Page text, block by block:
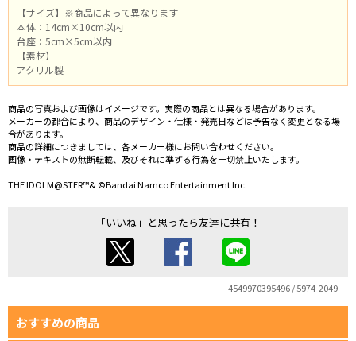
【サイズ】※商品によって異なります
本体：14cm×10cm以内
台座：5cm×5cm以内
【素材】
アクリル製
商品の写真および画像はイメージです。実際の商品とは異なる場合があります。
メーカーの都合により、商品のデザイン・仕様・発売日などは予告なく変更となる場
合があります。
商品の詳細につきましては、各メーカー様にお問い合わせください。
画像・テキストの無断転載、及びそれに準ずる行為を一切禁止いたします。
THE IDOLM@STER™& ©Bandai Namco Entertainment Inc.
「いいね」と思ったら友達に共有！
4549970395496 / 5974-2049
おすすめの商品